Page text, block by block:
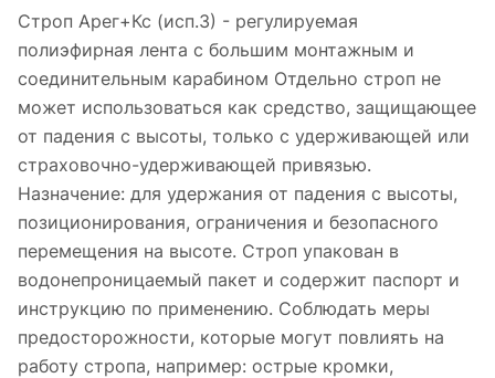
Строп Арег+Кс (исп.3) - регулируемая
полиэфирная лента с большим монтажным и
соединительным карабином Отдельно строп не
может использоваться как средство, защищающее
от падения с высоты, только с удерживающей или
страховочно-удерживающей привязью.
Назначение: для удержания от падения с высоты,
позиционирования, ограничения и безопасного
перемещения на высоте. Строп упакован в
водонепроницаемый пакет и содержит паспорт и
инструкцию по применению. Соблюдать меры
предосторожности, которые могут повлиять на
работу стропа, например: острые кромки,